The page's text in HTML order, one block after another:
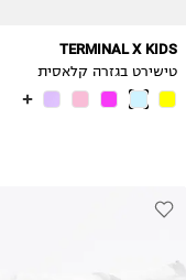
TERMINAL X KIDS
טישירט בגזרה קלאסית